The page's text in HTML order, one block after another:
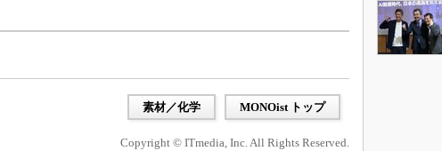
素材／化学 MONOist トップ
Copyright © ITmedia, Inc. All Rights Reserved.